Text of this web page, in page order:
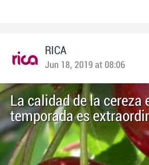
RICA
Jun 18, 2019 at 08:06
La calidad de la cereza
temporada es